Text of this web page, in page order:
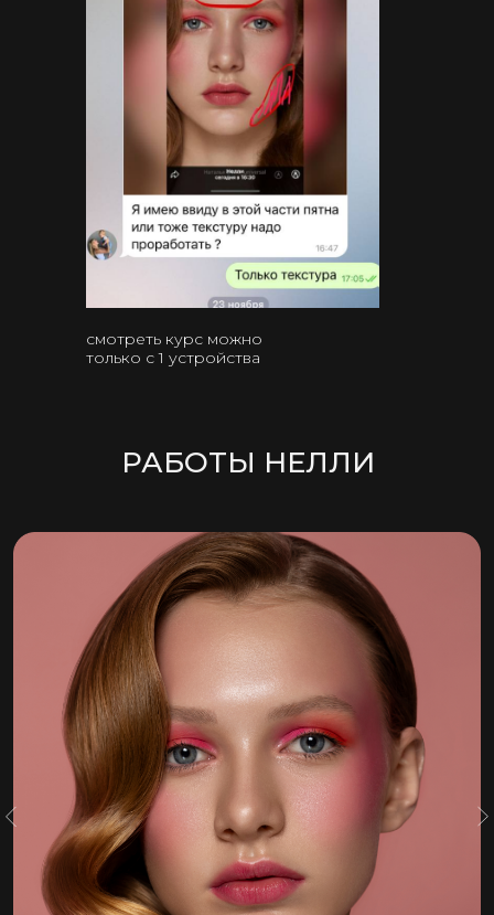
смотреть курс можно
только с 1 устройства
РАБОТЫ НЕЛЛИ